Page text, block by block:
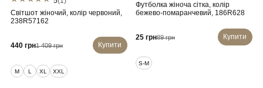
Світшот жіночий, колір червоний,
238R57162
440 грн1 409 грн Купити
M L XL XXL
Футболка жіноча сітка, колір
бежево-помаранчевий, 186R628
25 грн89 грн Купити
S-M